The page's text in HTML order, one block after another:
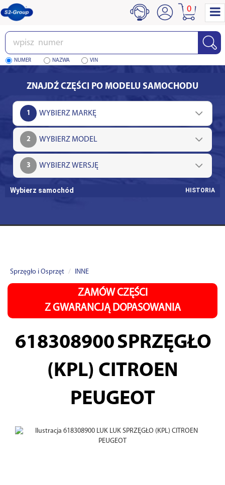
Wpisz
numer
NUMER NAZWA VIN
0
ZNAJDŹ CZĘŚCI PO MODELU SAMOCHODU
1
2
3
Wybierz samochód HISTORIA
Sprzęgło i Osprzęt INNE
ZAMÓW CZĘŚCI
Z GWARANCJĄ DOPASOWANIA
618308900SPRZĘGŁO
(KPL) CITROEN
PEUGEOT